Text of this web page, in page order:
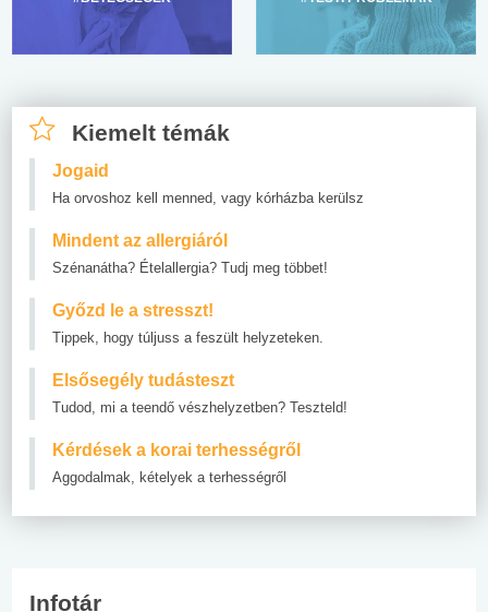
Kiemelt témák
Jogaid
Ha orvoshoz kell menned, vagy kórházba kerülsz
Mindent az allergiáról
Szénanátha? Ételallergia? Tudj meg többet!
Győzd le a stresszt!
Tippek, hogy túljuss a feszült helyzeteken.
Elsősegély tudásteszt
Tudod, mi a teendő vészhelyzetben? Teszteld!
Kérdések a korai terhességről
Aggodalmak, kételyek a terhességről
Infotár